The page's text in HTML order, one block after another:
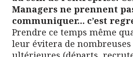
Managers ne prennent
communiquer… c’est
Prendre ce temps même
leur évitera de